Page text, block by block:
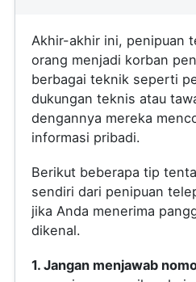
Akhir-akhir ini, penipuan
orang menjadi korban
berbagai teknik seperti
dukungan teknis atau
dengannya mereka
informasi pribadi.
Berikut beberapa tip
sendiri dari penipuan
jika Anda menerima
dikenal.
1. Jangan menjawab